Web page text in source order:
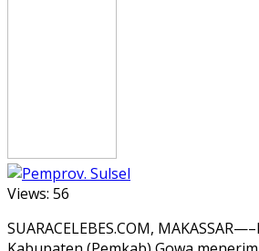
Views: 56
SUARACELEBES.COM,